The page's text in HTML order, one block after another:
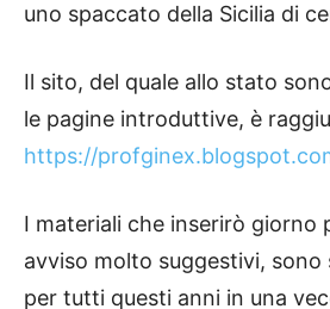
uno spaccato della Sicilia di
Il sito, del quale allo stato
le pagine introduttive, è
https://
I materiali che inserirò giorno
avviso molto suggestivi,
per tutti questi anni in una